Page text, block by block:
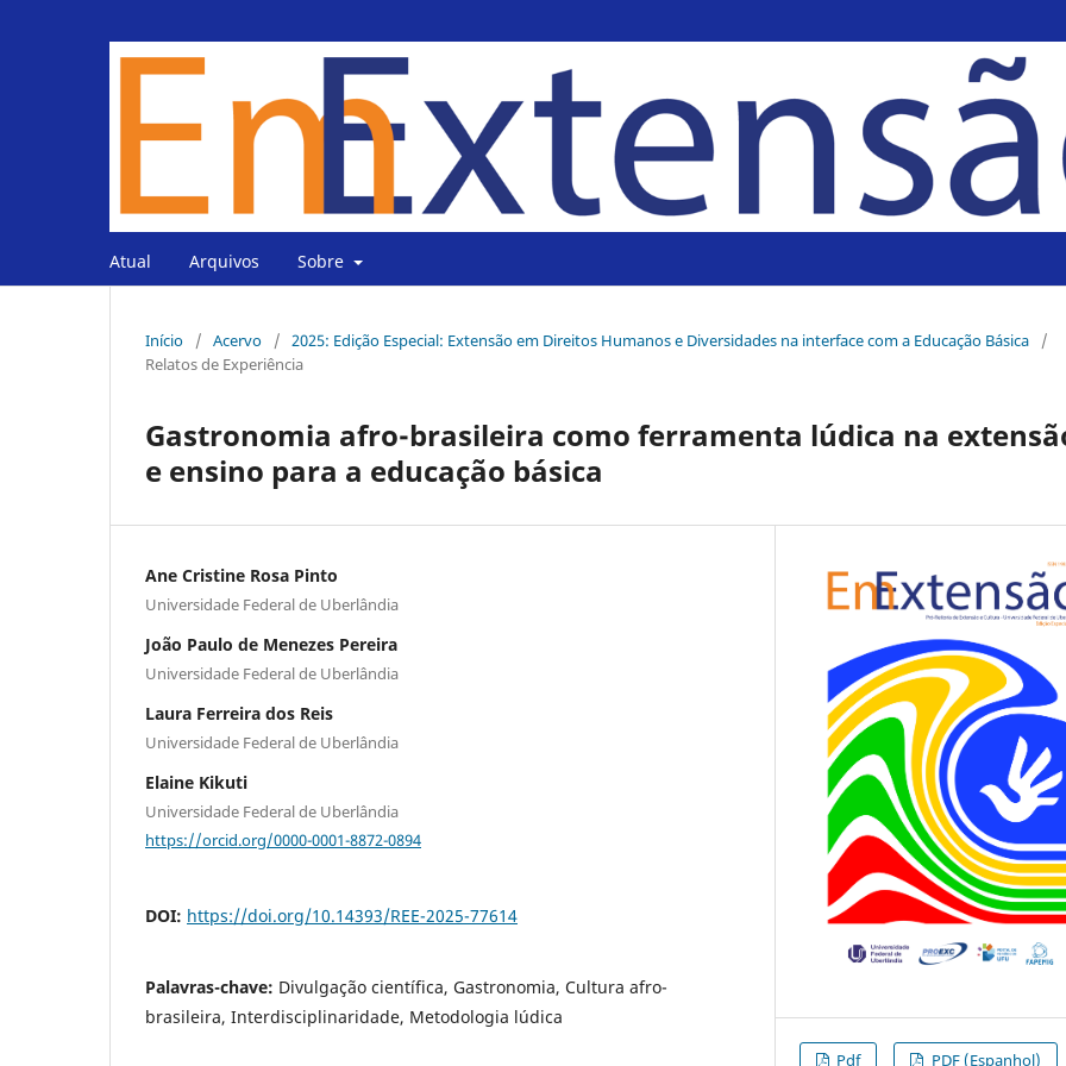
Atual Arquivos Sobre
Início / Acervo / 2025: Edição Especial: Extensão em Direitos Humanos e Diversidades na interface com a Educação Básica
/
Relatos de Experiência
Gastronomia afro-brasileira como ferramenta lúdica na
e ensino para a educação básica
Ane Cristine Rosa Pinto
Universidade Federal de Uberlândia
João Paulo de Menezes Pereira
Universidade Federal de Uberlândia
Laura Ferreira dos Reis
Universidade Federal de Uberlândia
Elaine Kikuti
Universidade Federal de Uberlândia
https://orcid.org/0000-0001-8872-0894
DOI: https://doi.org/10.14393/REE-2025-77614
Palavras-chave: Divulgação científica, Gastronomia, Cultura afro-
brasileira, Interdisciplinaridade, Metodologia lúdica
Pdf PDF (Espanhol)